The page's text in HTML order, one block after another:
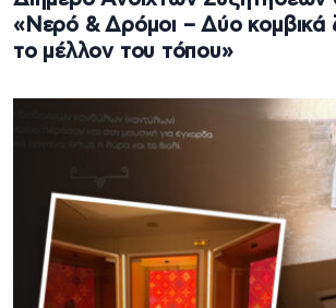
«Νερό & Δρόμοι – Δύο κομβικά
το μέλλον του τόπου»